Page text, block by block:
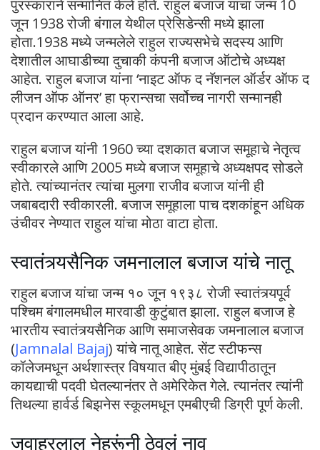
पुरस्काराने सन्मानित केले होते. राहुल बजाज यांचा जन्म 10
जून 1938 रोजी बंगाल येथील प्रेसिडेन्सी मध्ये झाला
होता.1938 मध्ये जन्मलेले राहुल राज्यसभेचे सदस्य आणि
देशातील आघाडीच्या दुचाकी कंपनी बजाज ऑटोचे अध्यक्ष
आहेत. राहुल बजाज यांना ‘नाइट ऑफ द नॅशनल ऑर्डर ऑफ द
लीजन ऑफ ऑनर’ हा फ्रान्सचा सर्वोच्च नागरी सन्मानही
प्रदान करण्यात आला आहे.
राहुल बजाज यांनी 1960 च्या दशकात बजाज समूहाचे नेतृत्व
स्वीकारले आणि 2005 मध्ये बजाज समूहाचे अध्यक्षपद सोडले
होते. त्यांच्यानंतर त्यांचा मुलगा राजीव बजाज यांनी ही
जबाबदारी स्वीकारली. बजाज समूहाला पाच दशकांहून अधिक
उंचीवर नेण्यात राहुल यांचा मोठा वाटा होता.
स्वातंत्र्यसैनिक जमनालाल बजाज यांचे नातू
राहुल बजाज यांचा जन्म १० जून १९३८ रोजी स्वातंत्र्यपूर्व
पश्चिम बंगालमधील मारवाडी कुटुंबात झाला. राहुल बजाज हे
भारतीय स्वातंत्र्यसैनिक आणि समाजसेवक जमनालाल बजाज
(Jamnalal Bajaj) यांचे नातू आहेत. सेंट स्टीफन्स
कॉलेजमधून अर्थशास्त्र विषयात बीए मुंबई विद्यापीठातून
कायद्याची पदवी घेतल्यानंतर ते अमेरिकेत गेले. त्यानंतर त्यांनी
तिथल्या हार्वर्ड बिझनेस स्कूलमधून एमबीएची डिग्री पूर्ण केली.
जवाहरलाल नेहरूंनी ठेवलं नाव